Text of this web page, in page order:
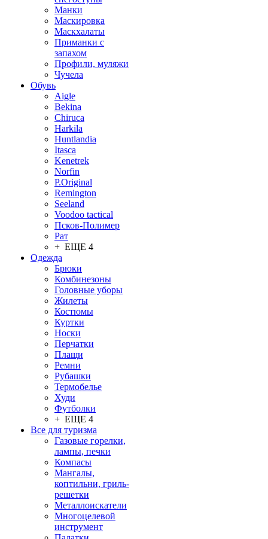
Манки
Маскировка
Маскхалаты
Приманки с
запахом
Профили, муляжи
Чучела
Обувь
Aigle
Bekina
Chiruсa
Harkila
Huntlandia
Itasca
Kenetrek
Norfin
P.Original
Remington
Seeland
Voodoo tactical
Псков-Полимер
Рат
+ ЕЩЕ 4
Одежда
Брюки
Комбинезоны
Головные уборы
Жилеты
Костюмы
Куртки
Носки
Перчатки
Плащи
Ремни
Рубашки
Термобелье
Худи
Футболки
+ ЕЩЕ 4
Все для туризма
Газовые горелки,
лампы, печки
Компасы
Мангалы,
коптильни, гриль-
решетки
Металлоискатели
Многоцелевой
инструмент